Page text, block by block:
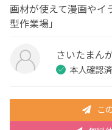
画材が使えて漫画やイ
型作業場」
さいたまん
本人確認
こ